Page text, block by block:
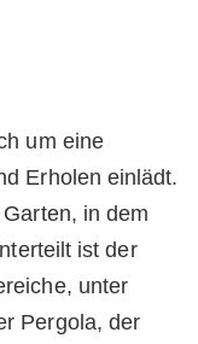
um eine
Erholen einlädt.
in dem
ist der
unter
Pergola, der